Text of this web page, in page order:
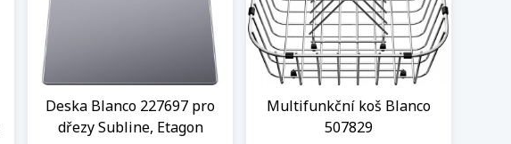
Deska Blanco 227697 pro
dřezy Subline, Etagon
Multifunkční koš Blanco
507829